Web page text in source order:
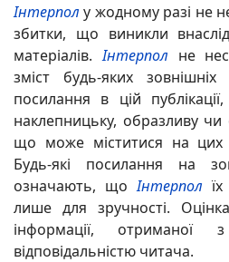
Інтерпол у жодному разі не
збитки, що виникли
матеріалів.Інтерпол не
зміст будь-яких
посилання в цій
наклепницьку, образливу
що може міститися на цих
Будь-які посилання на
означають, щоІнтерпол
лише для зручності.
інформації,
відповідальністю читача.